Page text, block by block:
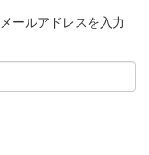
ールアドレスを入力